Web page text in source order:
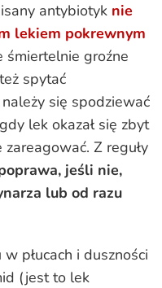
antybiotyk nie
lekiem pokrewnym
śmiertelnie groźne
spytać
się spodziewać
lek okazał się zbyt
Z reguły
jeśli nie,
lub od razu
płucach i duszności
(jest to lek